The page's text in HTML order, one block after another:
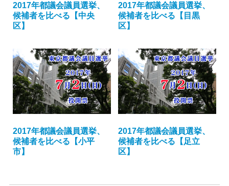
2017年都議会議員選挙、
候補者を比べる【中央
区】
2017年都議会議員選挙、
候補者を比べる【目黒
区】
2017年都議会議員選挙、
候補者を比べる【小平
市】
2017年都議会議員選挙、
候補者を比べる【足立
区】